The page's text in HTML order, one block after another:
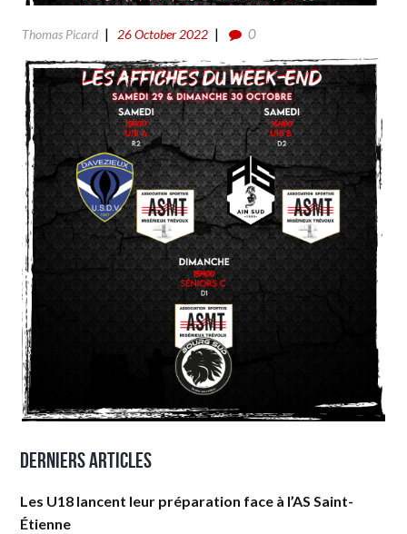
Thomas Picard 26 October 2022 0
Derniers articles
Les U18 lancent leur préparation face à l’AS Saint-
Étienne